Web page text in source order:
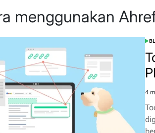
menggunakan
4